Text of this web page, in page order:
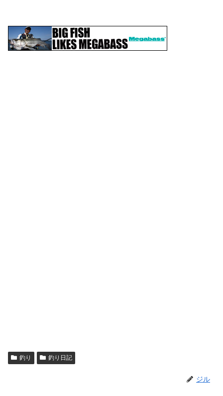
釣り 釣り日記
ジル